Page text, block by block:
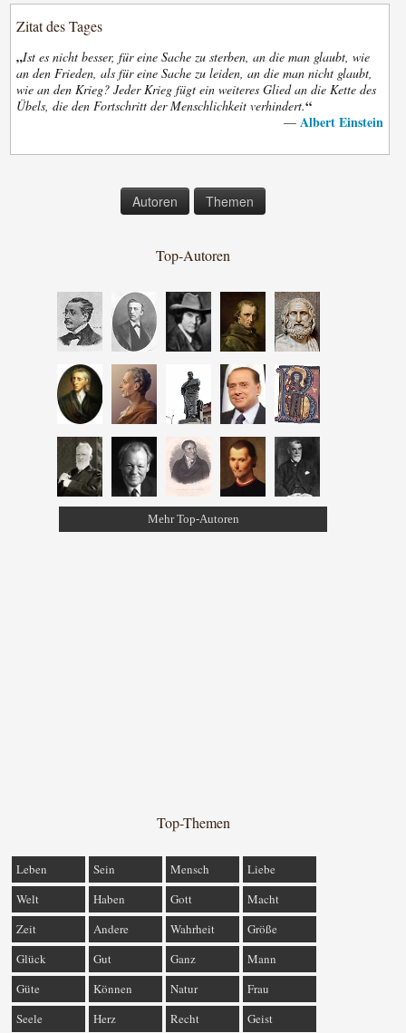
Zitat des Tages
„Ist es nicht besser, für eine Sache zu sterben, an die man glaubt, wie
an den Frieden, als für eine Sache zu leiden, an die man nicht glaubt,
wie an den Krieg? Jeder Krieg fügt ein weiteres Glied an die Kette des
Übels, die den Fortschritt der Menschlichkeit verhindert.“
— Albert Einstein
Autoren Themen
Top-Autoren
Mehr Top-Autoren
Top-Themen
Leben Sein Mensch
Liebe
Welt
Haben Gott
Macht
Zeit
Andere Wahrheit
Größe
Glück
Gut Ganz
Mann
Güte
Können Natur
Frau
Seele
Herz Recht Geist